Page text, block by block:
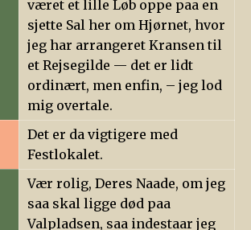
været et lille Løb oppe paa en
sjette Sal her om Hjørnet, hvor
jeg har arrangeret Kransen til
et Rejsegilde — det er lidt
ordinært, men enfin, – jeg lod
mig overtale.
Det er da vigtigere med
Festlokalet.
Vær rolig, Deres Naade, om jeg
saa skal ligge død paa
Valpladsen, saa indestaar jeg